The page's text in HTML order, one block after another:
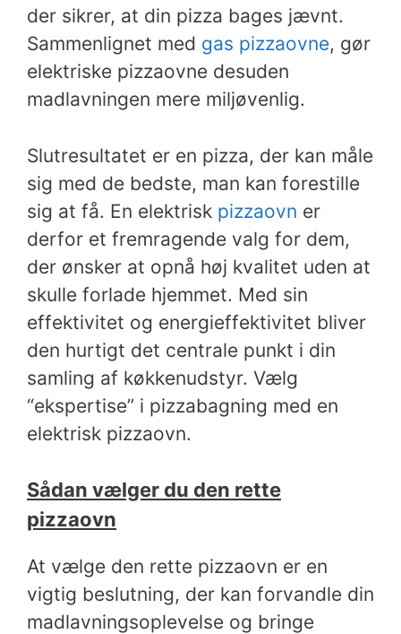
der sikrer, at din pizza bages jævnt.
Sammenlignet med gas pizzaovne, gør
elektriske pizzaovne desuden
madlavningen mere miljøvenlig.
Slutresultatet er en pizza, der kan måle
sig med de bedste, man kan forestille
sig at få. En elektrisk pizzaovn er
derfor et fremragende valg for dem,
der ønsker at opnå høj kvalitet uden at
skulle forlade hjemmet. Med sin
effektivitet og energieffektivitet bliver
den hurtigt det centrale punkt i din
samling af køkkenudstyr. Vælg
“ekspertise” i pizzabagning med en
elektrisk pizzaovn.
Sådan vælger du den rette
pizzaovn
At vælge den rette pizzaovn er en
vigtig beslutning, der kan forvandle din
madlavningsoplevelse og bringe